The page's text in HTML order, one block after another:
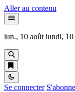
Aller au contenu
lun., 10 août lundi, 10
Se connecter